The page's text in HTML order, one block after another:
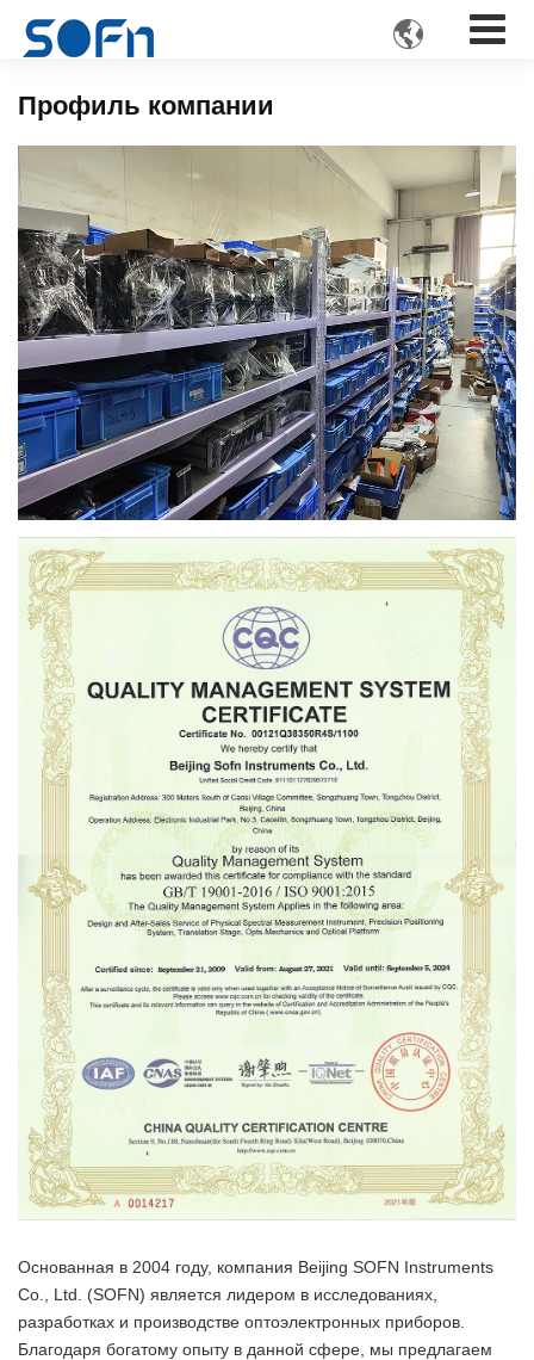

Профиль компании
Основанная в 2004 году, компания Beijing SOFN Instruments
Co., Ltd. (SOFN) является лидером в исследованиях,
разработках и производстве оптоэлектронных приборов.
Благодаря богатому опыту в данной сфере, мы предлагаем